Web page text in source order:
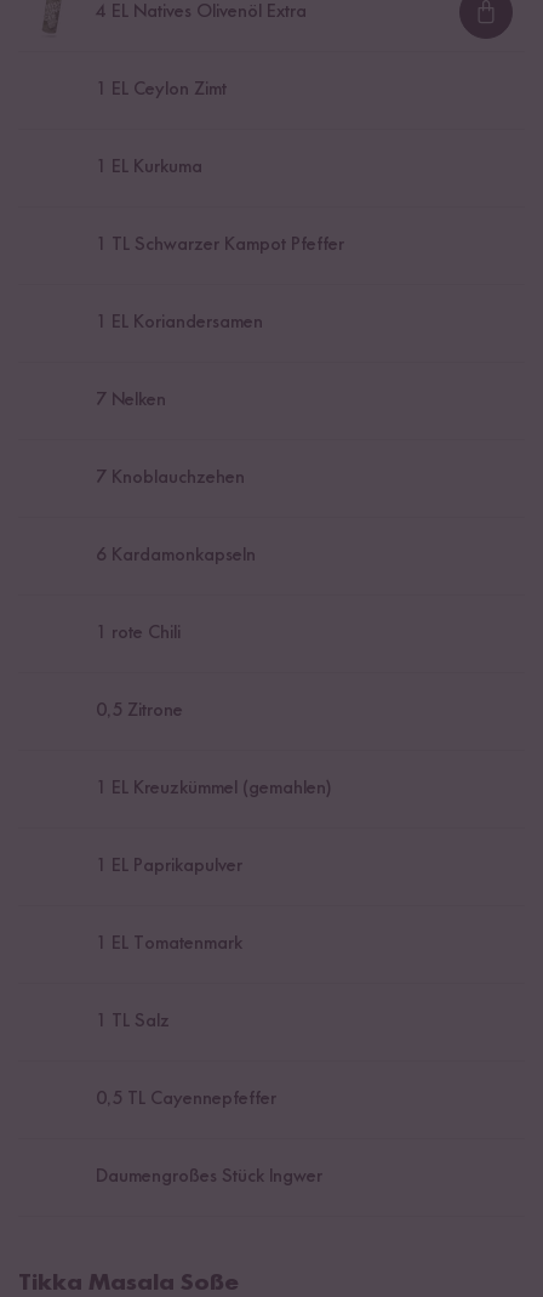
4 EL Natives Olivenöl Extra
1 EL Ceylon Zimt
1 EL Kurkuma
1 TL Schwarzer Kampot Pfeffer
1 EL Koriandersamen
7 Nelken
7 Knoblauchzehen
6 Kardamonkapseln
1 rote Chili
0,5 Zitrone
1 EL Kreuzkümmel (gemahlen)
1 EL Paprikapulver
1 EL Tomatenmark
1 TL Salz
0,5 TL Cayennepfeffer
Daumengroßes Stück Ingwer
Tikka Masala Soße